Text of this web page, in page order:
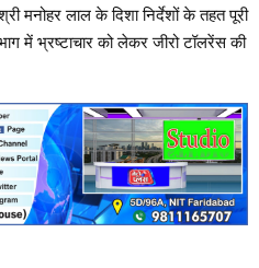
मनोहर लाल के दिशा निर्देशों के तहत पूरी
में भ्रष्टाचार को लेकर जीरो टॉलरेंस की